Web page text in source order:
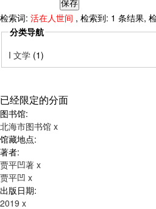
检索词: 活在人世间 , 检索到: 1 条结果,
分类导航
I 文学 (1)
已经限定的分面
图书馆:
北海市图书馆 x
馆藏地点:
著者:
贾平凹著 x
贾平凹 x
出版日期:
2019 x